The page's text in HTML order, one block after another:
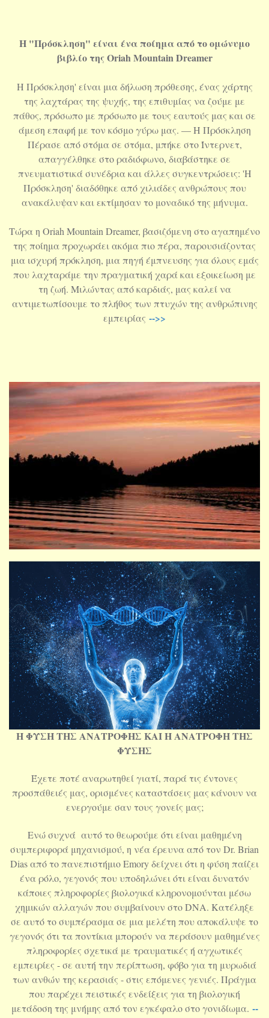
Η "Πρόσκληση" είναι ένα ποίημα από το ομώνυμο
βιβλίο της Oriah Mountain Dreamer
Η Πρόσκληση' είναι μια δήλωση πρόθεσης, ένας χάρτης
της λαχτάρας της ψυχής, της επιθυμίας να ζούμε με
πάθος, πρόσωπο με πρόσωπο με τους εαυτούς μας και σε
άμεση επαφή με τον κόσμο γύρω μας. — Η Πρόσκληση
Πέρασε από στόμα σε στόμα, μπήκε στο Ίντερνετ,
απαγγέλθηκε στο ραδιόφωνο, διαβάστηκε σε
πνευματιστικά συνέδρια και άλλες συγκεντρώσεις: 'Η
Πρόσκληση' διαδόθηκε από χιλιάδες ανθρώπους που
ανακάλυψαν και εκτίμησαν το μοναδικό της μήνυμα.
Τώρα η Oriah Mountain Dreamer, βασιζόμενη στο αγαπημένο
της ποίημα προχωράει ακόμα πιο πέρα, παρουσιάζοντας
μια ισχυρή πρόκληση, μια πηγή έμπνευσης για όλους εμάς
που λαχταράμε την πραγματική χαρά και εξοικείωση με
τη ζωή. Μιλώντας από καρδιάς, μας καλεί να
αντιμετωπίσουμε το πλήθος των πτυχών της ανθρώπινης
εμπειρίας -->>
Η ΦΥΣΗ ΤΗΣ ΑΝΑΤΡΟΦΗΣ ΚΑΙ Η ΑΝΑΤΡΟΦΗ ΤΗΣ
ΦΥΣΗΣ
Έχετε ποτέ αναρωτηθεί γιατί, παρά τις έντονες
προσπάθειές μας, ορισμένες καταστάσεις μας κάνουν να
ενεργούμε σαν τους γονείς μας;
Ενώ συχνά αυτό το θεωρούμε ότι είναι μαθημένη
συμπεριφορά μηχανισμού, η νέα έρευνα από τον Dr. Brian
Dias από το πανεπιστήμιο Emory δείχνει ότι η φύση παίζει
ένα ρόλο, γεγονός που υποδηλώνει ότι είναι δυνατόν
κάποιες πληροφορίες βιολογικά κληρονομούνται μέσω
χημικών αλλαγών που συμβαίνουν στο DNA. Κατέληξε
σε αυτό το συμπέρασμα σε μια μελέτη που αποκάλυψε το
γεγονός ότι τα ποντίκια μπορούν να περάσουν μαθημένες
πληροφορίες σχετικά με τραυματικές ή αγχωτικές
εμπειρίες - σε αυτή την περίπτωση, φόβο για τη μυρωδιά
των ανθών της κερασιάς - στις επόμενες γενιές. Πράγμα
που παρέχει πειστικές ενδείξεις για τη βιολογική
μετάδοση της μνήμης από τον εγκέφαλο στο γονιδίωμα. --